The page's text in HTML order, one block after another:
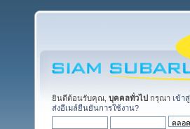
ยินดีต้อนรับคุณ, บุคคลทั่วไป กรุณา เข้า
ส่งอีเมล์ยืนยันการใช้งาน?